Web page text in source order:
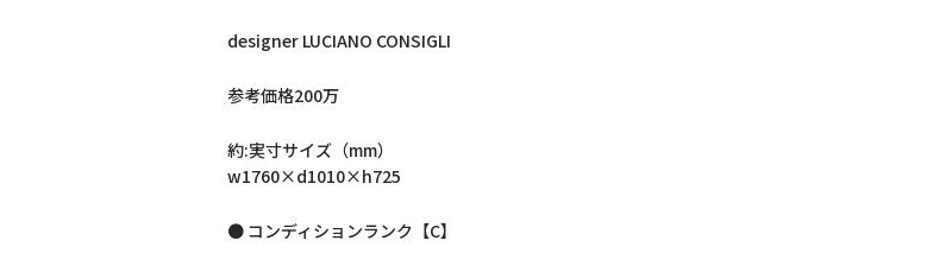
designer LUCIANO CONSIGLI
参考価格200万
約:実寸サイズ（mm）
w1760×d1010×h725
● コンディションランク【C】